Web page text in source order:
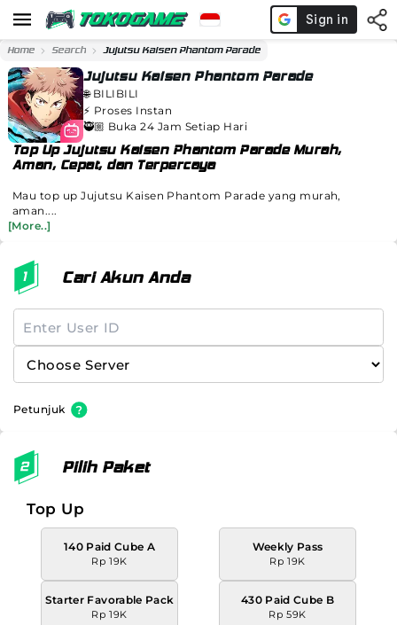
Home Search Jujutsu Kaisen Phantom Parade
Jujutsu Kaisen Phantom Parade
🌐 BILIBILI
⚡️ Proses Instan
🥷🏼 Buka 24 Jam Setiap Hari
Top Up Jujutsu Kaisen Phantom Parade Murah,
Aman, Cepat, dan Terpercaya
Mau top up Jujutsu Kaisen Phantom Parade yang murah,
aman....
[More..]
Cari Akun Anda
Petunjuk
Pilih Paket
Top Up
140 Paid Cube A
Rp 19K
Weekly Pass
Rp 19K
Starter Favorable Pack
Rp 19K
430 Paid Cube B
Rp 59K